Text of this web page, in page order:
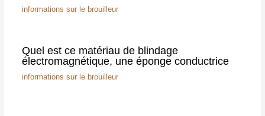
informations sur le brouilleur
Quel est ce matériau de blindage
électromagnétique, une éponge conductrice
informations sur le brouilleur